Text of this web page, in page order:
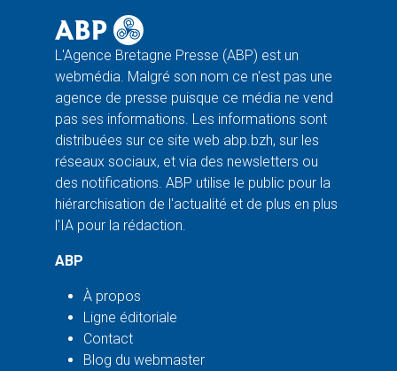
L'Agence Bretagne Presse (ABP) est un
webmédia. Malgré son nom ce n'est pas une
agence de presse puisque ce média ne vend
pas ses informations. Les informations sont
distribuées sur ce site web abp.bzh, sur les
réseaux sociaux, et via des newsletters ou
des notifications. ABP utilise le public pour la
hiérarchisation de l'actualité et de plus en plus
l'IA pour la rédaction.
ABP
À propos
Ligne éditoriale
Contact
Blog du webmaster